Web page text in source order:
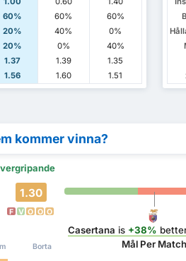
60% 60%
60%
20% 40%
0%
20% 0%
40%
1.37 1.39
1.35
1.56 1.60 1.51
kommer vinna?
1.30
F V O O O
Borta
Casertana is +38%
Mål Per Match